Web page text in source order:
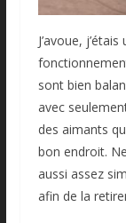
J’avoue,
sont bien
avec
des aimants
bon endroit.
aussi assez
afin de la